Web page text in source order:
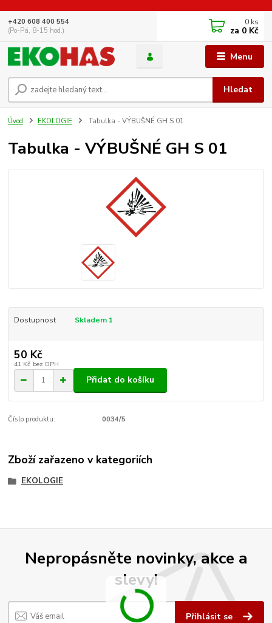
Menu
Hledat
+420 608 400 554
(Po-Pá, 8-15 hod.)
0 ks
za 0 Kč
Úvod EKOLOGIE Tabulka - VÝBUŠNÉ GH S 01
Tabulka - VÝBUŠNÉ GH S 01
Dostupnost Skladem 1
50 Kč
41 Kč bez DPH
Přidat do košíku
Číslo produktu: 0034/5
Zboží zařazeno v kategoriích
EKOLOGIE
Nepropásněte novinky, akce a
slevy!
Přihlásit se